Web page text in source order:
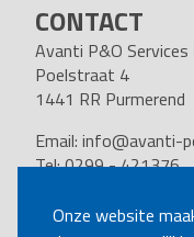
Onze website
CONTACT
Avanti P&O Services
Poelstraat 4
1441 RR Purmerend
Email: info@avanti-
Tel: 0299 - 421376
Kvk nummer: